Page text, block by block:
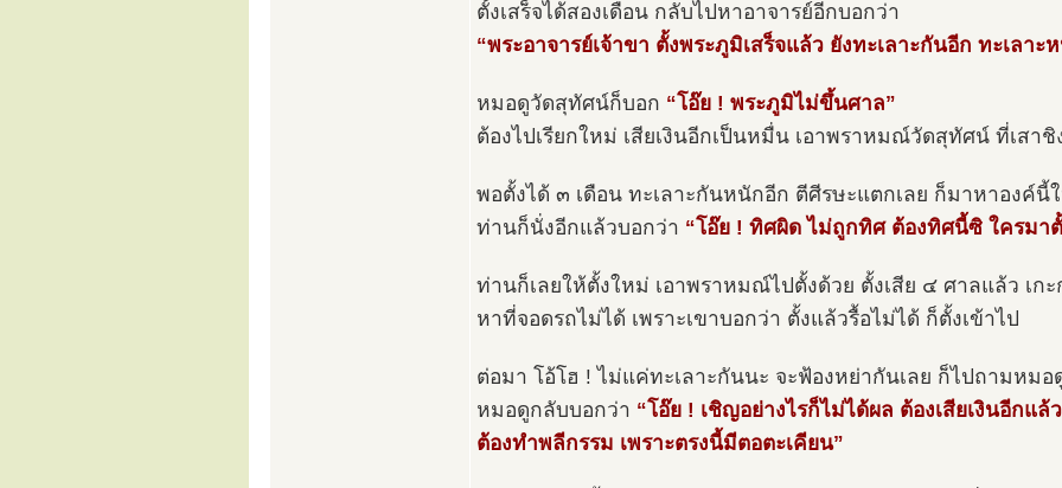
ตั้งเสร็จได้สองเดือน กลับไปหาอาจารย์อีกบอกว่า
“พระอาจารย์เจ้าขา ตั้งพระภูมิเสร็จแล้ว ยังทะเลาะกันอีก ทะเลาะ
หมอดูวัดสุทัศน์ก็บอก “โอ๊ย ! พระภูมิไม่ขึ้นศาล”
ต้องไปเรียกใหม่ เสียเงินอีกเป็นหมื่น เอาพราหมณ์วัดสุทัศน์ ที่เสาชิ
พอตั้งได้ ๓ เดือน ทะเลาะกันหนักอีก ตีศีรษะแตกเลย ก็มาหาองค์นี้
ท่านก็นั่งอีกแล้วบอกว่า “โอ๊ย ! ทิศผิด ไม่ถูกทิศ ต้องทิศนี้ซิ ใครมา
ท่านก็เลยให้ตั้งใหม่ เอาพราหมณ์ไปตั้งด้วย ตั้งเสีย ๔ ศาลแล้ว เก
หาที่จอดรถไม่ได้ เพราะเขาบอกว่า ตั้งแล้วรื้อไม่ได้ ก็ตั้งเข้าไป
ต่อมา โอ้โฮ ! ไม่แค่ทะเลาะกันนะ จะฟ้องหย่ากันเลย ก็ไปถามหมอ
หมอดูกลับบอกว่า “โอ๊ย ! เชิญอย่างไรก็ไม่ได้ผล ต้องเสียเงินอีกแล้ว
ต้องทำพลีกรรม เพราะตรงนี้มีตอตะเคียน”